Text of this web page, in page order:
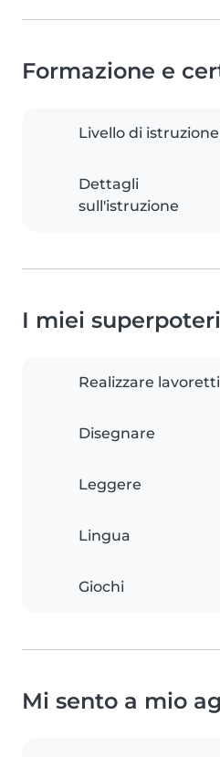
Formazione e
Livello di istruzione
Dettagli
sull'istruzione
I miei
Realizzare lavoretti
Disegnare
Leggere
Lingua
Giochi
Mi sento a mio